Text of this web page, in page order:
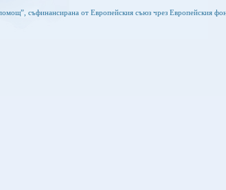
съфинансирана от Европейския съюз чрез Европейския